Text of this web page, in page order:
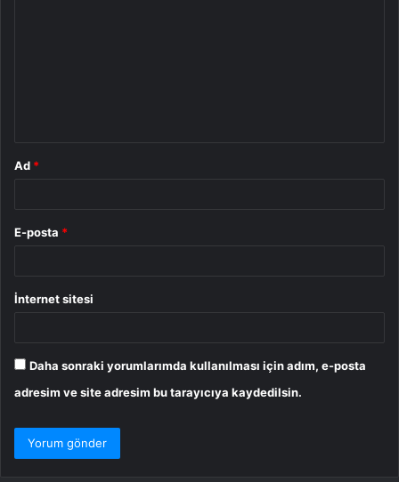
Ad *
E-posta *
İnternet sitesi
Daha sonraki yorumlarımda kullanılması için adım, e-posta
adresim ve site adresim bu tarayıcıya kaydedilsin.